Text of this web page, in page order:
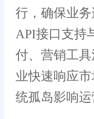
行，确保业
API接口支持
付、营销工
业快速响应
统孤岛影响运